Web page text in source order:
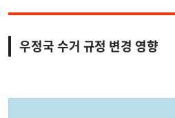
우정국 수거 규정 변경 영향